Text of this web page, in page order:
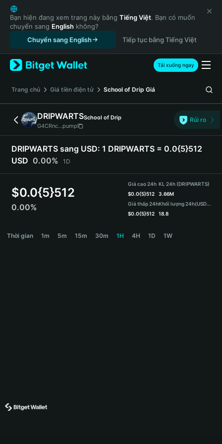
English
日本語
Tiếng Việt
Русский
Español (Latinoamérica)
Türkçe
Français
Deutsch
简体中文
繁體中文
Português (Portugal)
Bahasa Indonesia
ภาษาไทย
हिन्दी
Español
Português (Brasil)
Bạn hiện đang xem trang này bằng Tiếng Việt. Bạn có muốn
chuyển sang English không?
Chuyển sang English
Tiếp tục bằng Tiếng Việt
Tải xuống ngay
‌Trang chủ Giá tiền điện tử School of Drip Giá
DRIPWARTSSchool of Drip
G4CRnc...pump
Rủi ro
DRIPWARTS sang USD: 1 DRIPWARTS = 0.0{5}512
USD 0.00% 1D
$0.0{5}512
0.00%
Giá cao 24h
$0.0{5}512
Giá thấp 24h
$0.0{5}512
KL 24h (DRIPWARTS)
3.66M
Khối lượng 24h(USDT)
18.8
Thời gian 1m 5m 15m 30m 1H 4H 1D 1W